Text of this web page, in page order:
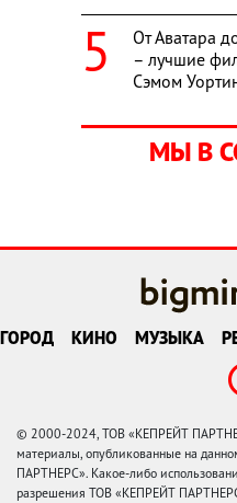
От Аватара
– лучшие
Сэмом
МЫ В
ГОРОД КИНО МУЗЫКА
© 2000-2024, ТОВ «КЕПРЕЙТ
материалы, опубликованные на
ПАРТНЕРС». Какое-либо
разрешения ТОВ «КЕПРЕЙТ